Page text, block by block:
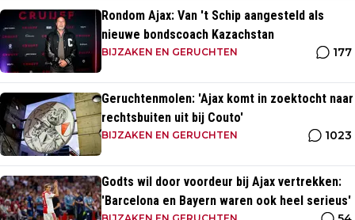
Rondom Ajax: Van 't Schip aangesteld als
nieuwe bondscoach Kazachstan
BIJZAKEN EN GERUCHTEN 177
Geruchtenmolen: 'Ajax komt in zoektocht naar
rechtsbuiten uit bij Couto'
BIJZAKEN EN GERUCHTEN 1023
Godts wil door voordeur bij Ajax vertrekken:
'Barcelona en Bayern waren ook heel serieus'